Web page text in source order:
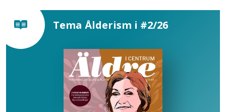
Tema Ålderism i #2/26